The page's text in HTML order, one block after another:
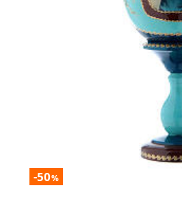
-50%